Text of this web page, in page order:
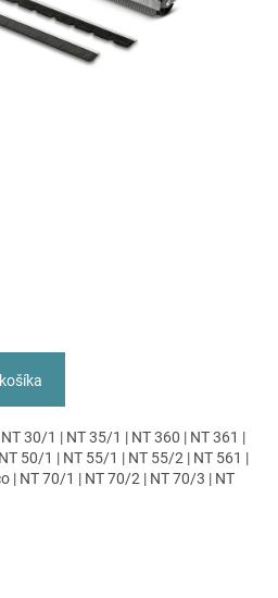
30/1 | NT 35/1 | NT 360 | NT 361 |
50/1 | NT 55/1 | NT 55/2 | NT 561 |
| NT 70/1 | NT 70/2 | NT 70/3 | NT